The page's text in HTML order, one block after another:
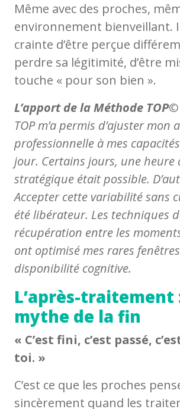
Même avec des proches,
environnement bienveillant.
crainte d’être perçue
perdre sa légitimité, d’être
touche « pour son bien ».
L’apport de la Méthode
TOP m’a permis d’ajuster mon
professionnelle à mes
jour. Certains jours, une heure
stratégique était possible.
Accepter cette variabilité sans
été libérateur. Les techniques
récupération entre les
ont optimisé mes rares
disponibilité cognitive.
L’après-traitement
mythe de la fin
« C’est fini, c’est passé,
toi. »
C’est ce que les proches
sincèrement quand les